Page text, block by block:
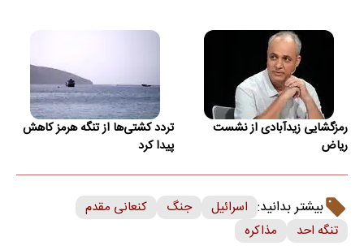
رمزگشایی زیدآبادی از نشست
ریاض
تردد کشتی‌ها از تنگه هرمز کاهش
پیدا کرد
بیشتر بدانید: اسرائیل جنگ
کنعانی مقدم
تنگه احد
مذاکره